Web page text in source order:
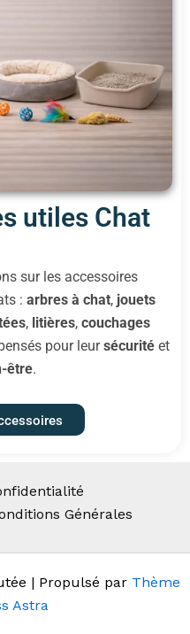
utiles Chat
sur les accessoires
: arbres à chat, jouets
, litières, couchages
pour leursécurité et
être.
Générales
| Propulsé par Thème
Astra